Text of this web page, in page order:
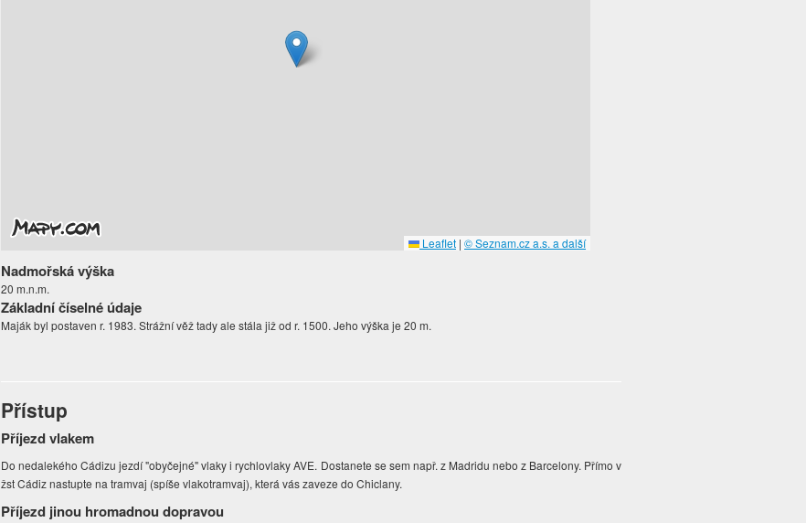
Leaflet | © Seznam.cz a.s. a další
Nadmořská výška
20 m.n.m.
Základní číselné údaje
Maják byl postaven r. 1983. Strážní věž tady ale stála již od r. 1500. Jeho výška je 20 m.
Přístup
Příjezd vlakem
Do nedalekého Cádizu jezdí "obyčejné" vlaky i rychlovlaky AVE. Dostanete se sem např. z Madridu nebo z Barcelony. Přímo v
žst Cádiz nastupte na tramvaj (spíše vlakotramvaj), která vás zaveze do Chiclany.
Příjezd jinou hromadnou dopravou